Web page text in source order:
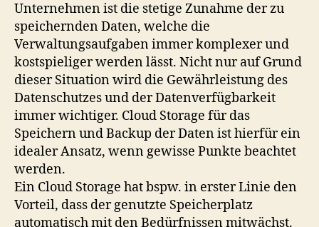
Unternehmen ist die stetige Zunahme der zu
speichernden Daten, welche die
Verwaltungsaufgaben immer komplexer und
kostspieliger werden lässt. Nicht nur auf Grund
dieser Situation wird die Gewährleistung des
Datenschutzes und der Datenverfügbarkeit
immer wichtiger. Cloud Storage für das
Speichern und Backup der Daten ist hierfür ein
idealer Ansatz, wenn gewisse Punkte beachtet
werden.
Ein Cloud Storage hat bspw. in erster Linie den
Vorteil, dass der genutzte Speicherplatz
automatisch mit den Bedürfnissen mitwächst.